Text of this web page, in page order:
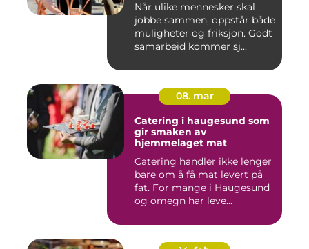
Når ulike mennesker skal
jobbe sammen, oppstår både
muligheter og friksjon. Godt
samarbeid kommer sj...
08. mar
Catering i haugesund som
gir smaken av
hjemmelaget mat
Catering handler ikke lenger
bare om å få mat levert på
fat. For mange i Haugesund
og omegn har leve...